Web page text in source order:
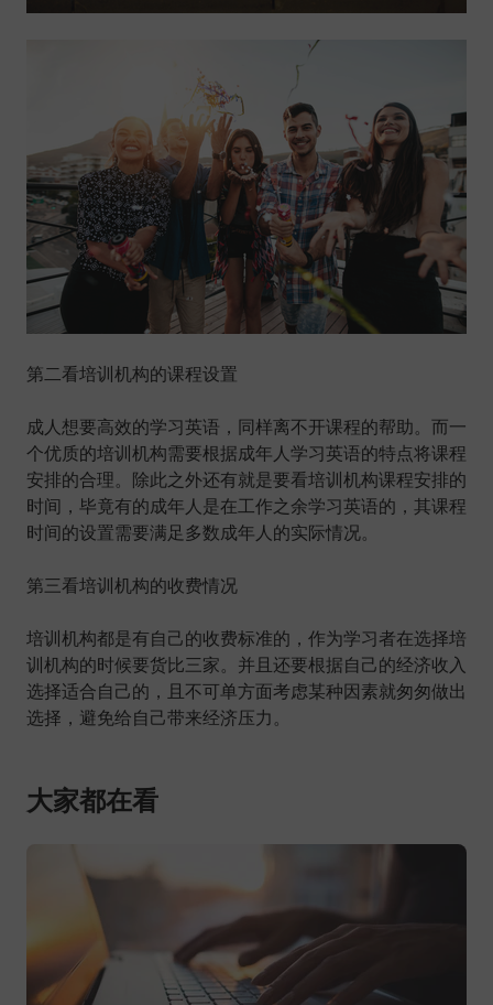
第二看培训机构的课程设置
成人想要高效的学习英语，同样离不开课程的帮助。而一
个优质的培训机构需要根据成年人学习英语的特点将课程
安排的合理。除此之外还有就是要看培训机构课程安排的
时间，毕竟有的成年人是在工作之余学习英语的，其课程
时间的设置需要满足多数成年人的实际情况。
第三看培训机构的收费情况
培训机构都是有自己的收费标准的，作为学习者在选择培
训机构的时候要货比三家。并且还要根据自己的经济收入
选择适合自己的，且不可单方面考虑某种因素就匆匆做出
选择，避免给自己带来经济压力。